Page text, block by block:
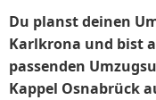
Du planst deinen
Karlkrona und bist
passenden
Kappel Osnabrück